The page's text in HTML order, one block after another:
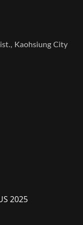
Kaohsiung City
2025